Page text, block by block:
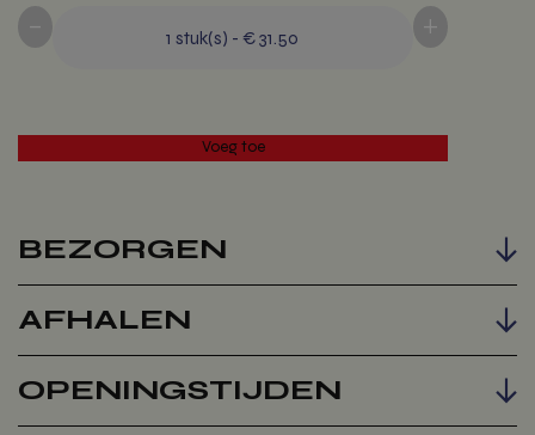
- 1 stuk(s) - € 31.50 +
BEZORGEN
AFHALEN
OPENINGSTIJDEN